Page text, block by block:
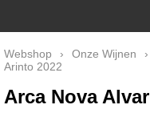
Webshop › Onze Wijnen ›
Arinto 2022
Arca Nova